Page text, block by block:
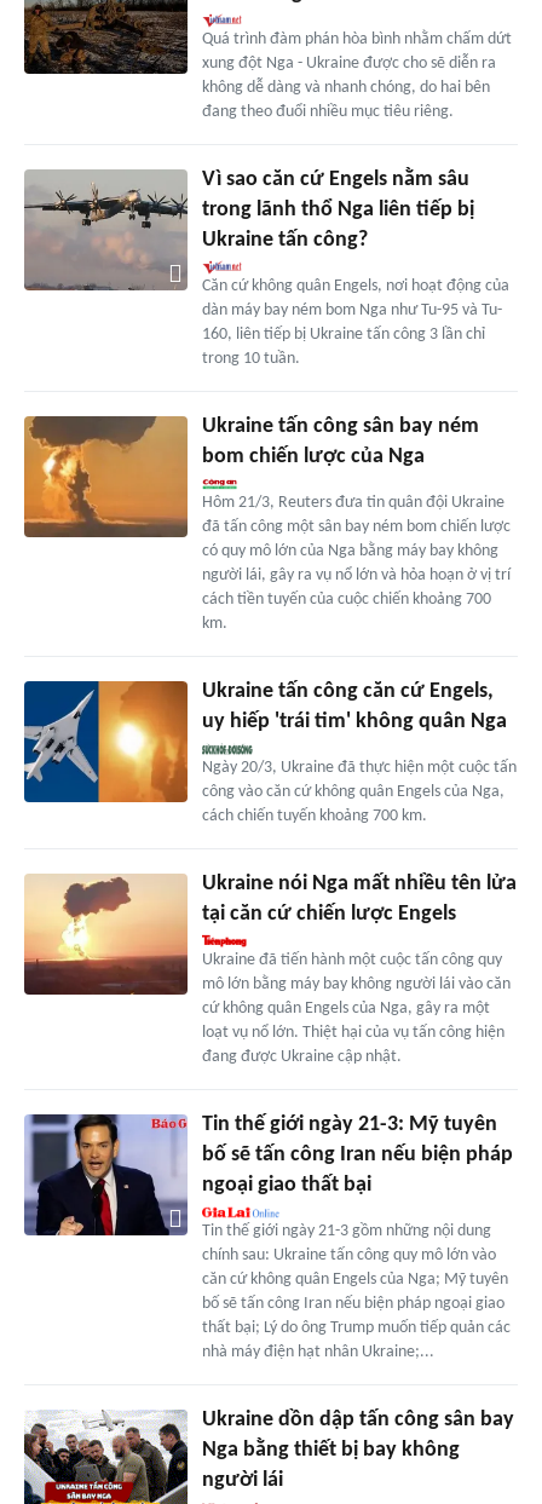
Quá trình đàm phán hòa bình nhằm chấm dứt
xung đột Nga - Ukraine được cho sẽ diễn ra
không dễ dàng và nhanh chóng, do hai bên
đang theo đuổi nhiều mục tiêu riêng.
Vì sao căn cứ Engels nằm sâu
trong lãnh thổ Nga liên tiếp bị
Ukraine tấn công?
Căn cứ không quân Engels, nơi hoạt động của
dàn máy bay ném bom Nga như Tu-95 và Tu-
160, liên tiếp bị Ukraine tấn công 3 lần chỉ
trong 10 tuần.
Ukraine tấn công sân bay ném
bom chiến lược của Nga
Hôm 21/3, Reuters đưa tin quân đội Ukraine
đã tấn công một sân bay ném bom chiến lược
có quy mô lớn của Nga bằng máy bay không
người lái, gây ra vụ nổ lớn và hỏa hoạn ở vị trí
cách tiền tuyến của cuộc chiến khoảng 700
km.
Ukraine tấn công căn cứ Engels,
uy hiếp 'trái tim' không quân Nga
Ngày 20/3, Ukraine đã thực hiện một cuộc tấn
công vào căn cứ không quân Engels của Nga,
cách chiến tuyến khoảng 700 km.
Ukraine nói Nga mất nhiều tên lửa
tại căn cứ chiến lược Engels
Ukraine đã tiến hành một cuộc tấn công quy
mô lớn bằng máy bay không người lái vào căn
cứ không quân Engels của Nga, gây ra một
loạt vụ nổ lớn. Thiệt hại của vụ tấn công hiện
đang được Ukraine cập nhật.
Tin thế giới ngày 21-3: Mỹ tuyên
bố sẽ tấn công Iran nếu biện pháp
ngoại giao thất bại
Tin thế giới ngày 21-3 gồm những nội dung
chính sau: Ukraine tấn công quy mô lớn vào
căn cứ không quân Engels của Nga; Mỹ tuyên
bố sẽ tấn công Iran nếu biện pháp ngoại giao
thất bại; Lý do ông Trump muốn tiếp quản các
nhà máy điện hạt nhân Ukraine;...
Ukraine dồn dập tấn công sân bay
Nga bằng thiết bị bay không
người lái